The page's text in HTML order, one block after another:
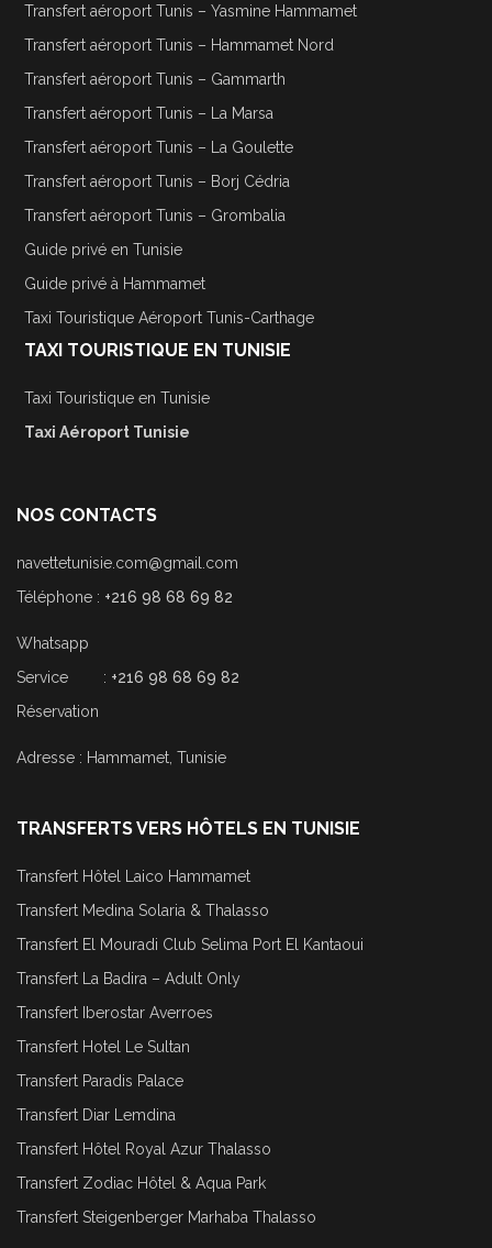
Transfert aéroport Tunis – Yasmine Hammamet
Transfert aéroport Tunis – Hammamet Nord
Transfert aéroport Tunis – Gammarth
Transfert aéroport Tunis – La Marsa
Transfert aéroport Tunis – La Goulette
Transfert aéroport Tunis – Borj Cédria
Transfert aéroport Tunis – Grombalia
Guide privé en Tunisie
Guide privé à Hammamet
Taxi Touristique Aéroport Tunis-Carthage
TAXI TOURISTIQUE EN TUNISIE
Taxi Touristique en Tunisie
Taxi Aéroport Tunisie
NOS CONTACTS
navettetunisie.com@gmail.com
Téléphone : +216 98 68 69 82
Whatsapp
Service : +216 98 68 69 82
Réservation
Adresse : Hammamet, Tunisie
TRANSFERTS VERS HÔTELS EN TUNISIE
Transfert Hôtel Laico Hammamet
Transfert Medina Solaria & Thalasso
Transfert El Mouradi Club Selima Port El Kantaoui
Transfert La Badira – Adult Only
Transfert Iberostar Averroes
Transfert Hotel Le Sultan
Transfert Paradis Palace
Transfert Diar Lemdina
Transfert Hôtel Royal Azur Thalasso
Transfert Zodiac Hôtel & Aqua Park
Transfert Steigenberger Marhaba Thalasso